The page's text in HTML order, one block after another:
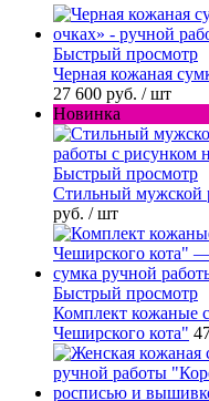
Быстрый просмотр
Черная кожаная
27 600 руб. / шт
Новинка
Быстрый просмотр
Стильный мужской
руб. / шт
Быстрый просмотр
Комплект кожаные
Чеширского кота"